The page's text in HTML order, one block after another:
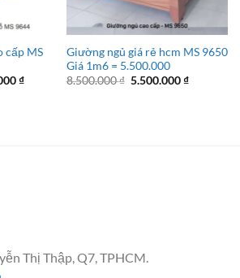
cấp MS
₫Giá
Giường ngủ giá rẻ hcm MS 9650
Giá 1m6 = 5.500.000
8.500.000₫ Giá
5.500.000₫Giá
Thị Thập, Q7, TPHCM.